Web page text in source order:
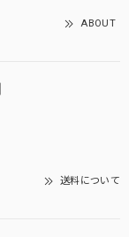
ABOUT
送料について